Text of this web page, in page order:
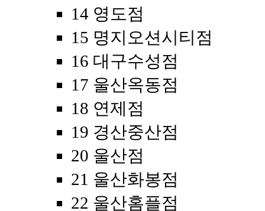
14 영도점
15 명지오션시티점
16 대구수성점
17 울산옥동점
18 연제점
19 경산중산점
20 울산점
21 울산화봉점
22 울산홈플점